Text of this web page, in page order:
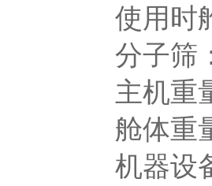
使用时
分子筛
主机重
舱体重
机器设